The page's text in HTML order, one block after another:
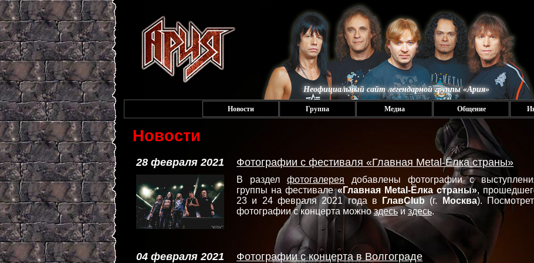
Неофициальный сайт легендарной группы «Ария»
Новости Группа Медиа Общение
Новости
28 февраля 2021 Фотографии с фестиваля «Главная Metal-Ёлка страны»
В раздел фотогалерея добавлены фотографии с
группы на фестивале«Главная Metal-Ёлка страны»,
23 и 24 февраля 2021 года в
ГлавClub (г. Москва).
фотографии с концерта можноздесьиздесь.
04 февраля 2021 Фотографии с концерта в Волгограде